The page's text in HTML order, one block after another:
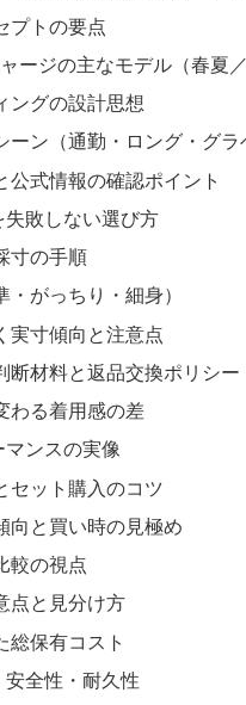
プトの要点
ージの主なモデル（春夏／
ングの設計思想
ン（通勤・ロング・グラ
公式情報の確認ポイント
敗しない選び方
寸の手順
がっちり・細身）
実寸傾向と注意点
断材料と返品交換ポリシー
わる着用感の差
ンスの実像
セット購入のコツ
向と買い時の見極め
較の視点
点と見分け方
総保有コスト
全性・耐久性